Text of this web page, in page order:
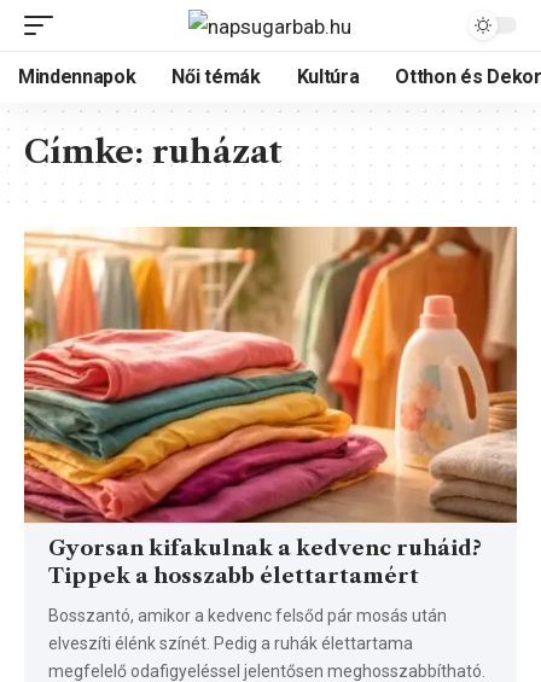
Mindennapok Női témák Kultúra Otthon és
Címke: ruházat
Gyorsan kifakulnak a kedvenc ruháid?
Tippek a hosszabb élettartamért
Bosszantó, amikor a kedvenc felsőd pár mosás után
elveszíti élénk színét. Pedig a ruhák élettartama
megfelelő odafigyeléssel jelentősen meghosszabbítható.